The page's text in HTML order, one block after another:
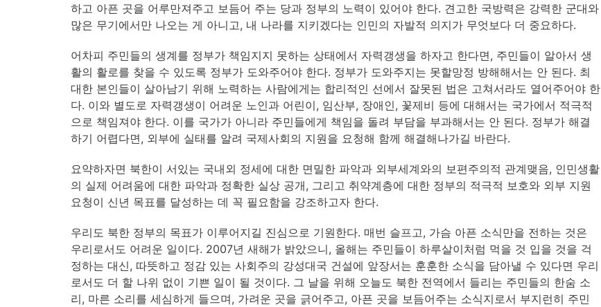
하고 아픈 곳을 어루만져주고 보듬어 주는 당과 정부의 노력이 있어야 한다. 견고한 국방력은 강력한 군대와
많은 무기에서만 나오는 게 아니고, 내 나라를 지키겠다는 인민의 자발적 의지가 무엇보다 더 중요하다.
어차피 주민들의 생계를 정부가 책임지지 못하는 상태에서 자력갱생을 하자고 한다면, 주민들이 알아서 생
활의 활로를 찾을 수 있도록 정부가 도와주어야 한다. 정부가 도와주지는 못할망정 방해해서는 안 된다. 최
대한 본인들이 살아남기 위해 노력하는 사람에게는 합리적인 선에서 잘못된 법은 고쳐서라도 열어주어야 한
다. 이와 별도로 자력갱생이 어려운 노인과 어린이, 임산부, 장애인, 꽃제비 등에 대해서는 국가에서 적극적
으로 책임져야 한다. 이를 국가가 아니라 주민들에게 책임을 돌려 부담을 부과해서는 안 된다. 정부가 해결
하기 어렵다면, 외부에 실태를 알려 국제사회의 지원을 요청해 함께 해결해나가길 바란다.
요약하자면 북한이 서있는 국내외 정세에 대한 면밀한 파악과 외부세계와의 보편주의적 관계맺음, 인민생활
의 실제 어려움에 대한 파악과 정확한 실상 공개, 그리고 취약계층에 대한 정부의 적극적 보호와 외부 지원
요청이 신년 목표를 달성하는 데 꼭 필요함을 강조하고자 한다.
우리도 북한 정부의 목표가 이루어지길 진심으로 기원한다. 매번 슬프고, 가슴 아픈 소식만을 전하는 것은
우리로서도 어려운 일이다. 2007년 새해가 밝았으니, 올해는 주민들이 하루살이처럼 먹을 것 입을 것을 걱
정하는 대신, 따뜻하고 정감 있는 사회주의 강성대국 건설에 앞장서는 훈훈한 소식을 담아낼 수 있다면 우리
로서도 더 할 나위 없이 기쁜 일이 될 것이다. 그 날을 위해 오늘도 북한 전역에서 들리는 주민들의 한숨 소
리, 마른 소리를 세심하게 들으며, 가려운 곳을 긁어주고, 아픈 곳을 보듬어주는 소식지로서 부지런히 주민